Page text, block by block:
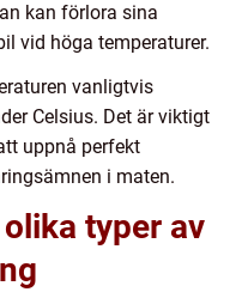
kan förlora sina
vid höga temperaturer.
vanligtvis
Celsius. Det är viktigt
uppnå perfekt
i maten.
typer av